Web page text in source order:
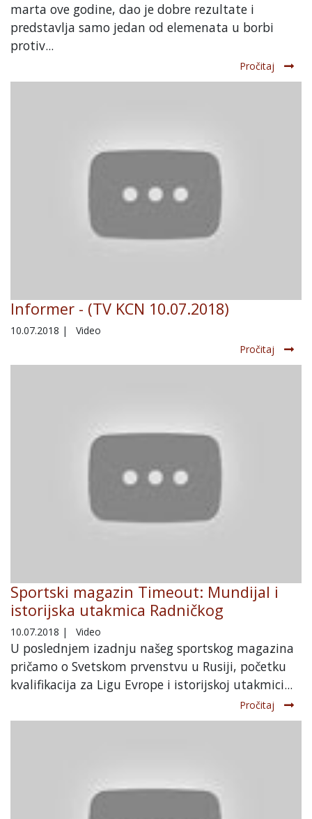
marta ove godine, dao je dobre rezultate i
predstavlja samo jedan od elemenata u borbi
protiv...
Pročitaj
Informer - (TV KCN 10.07.2018)
10.07.2018 |
Video
Pročitaj
Sportski magazin Timeout: Mundijal i
istorijska utakmica Radničkog
10.07.2018 | Video
U poslednjem izadnju našeg sportskog magazina
pričamo o Svetskom prvenstvu u Rusiji, početku
kvalifikacija za Ligu Evrope i istorijskoj utakmici...
Pročitaj